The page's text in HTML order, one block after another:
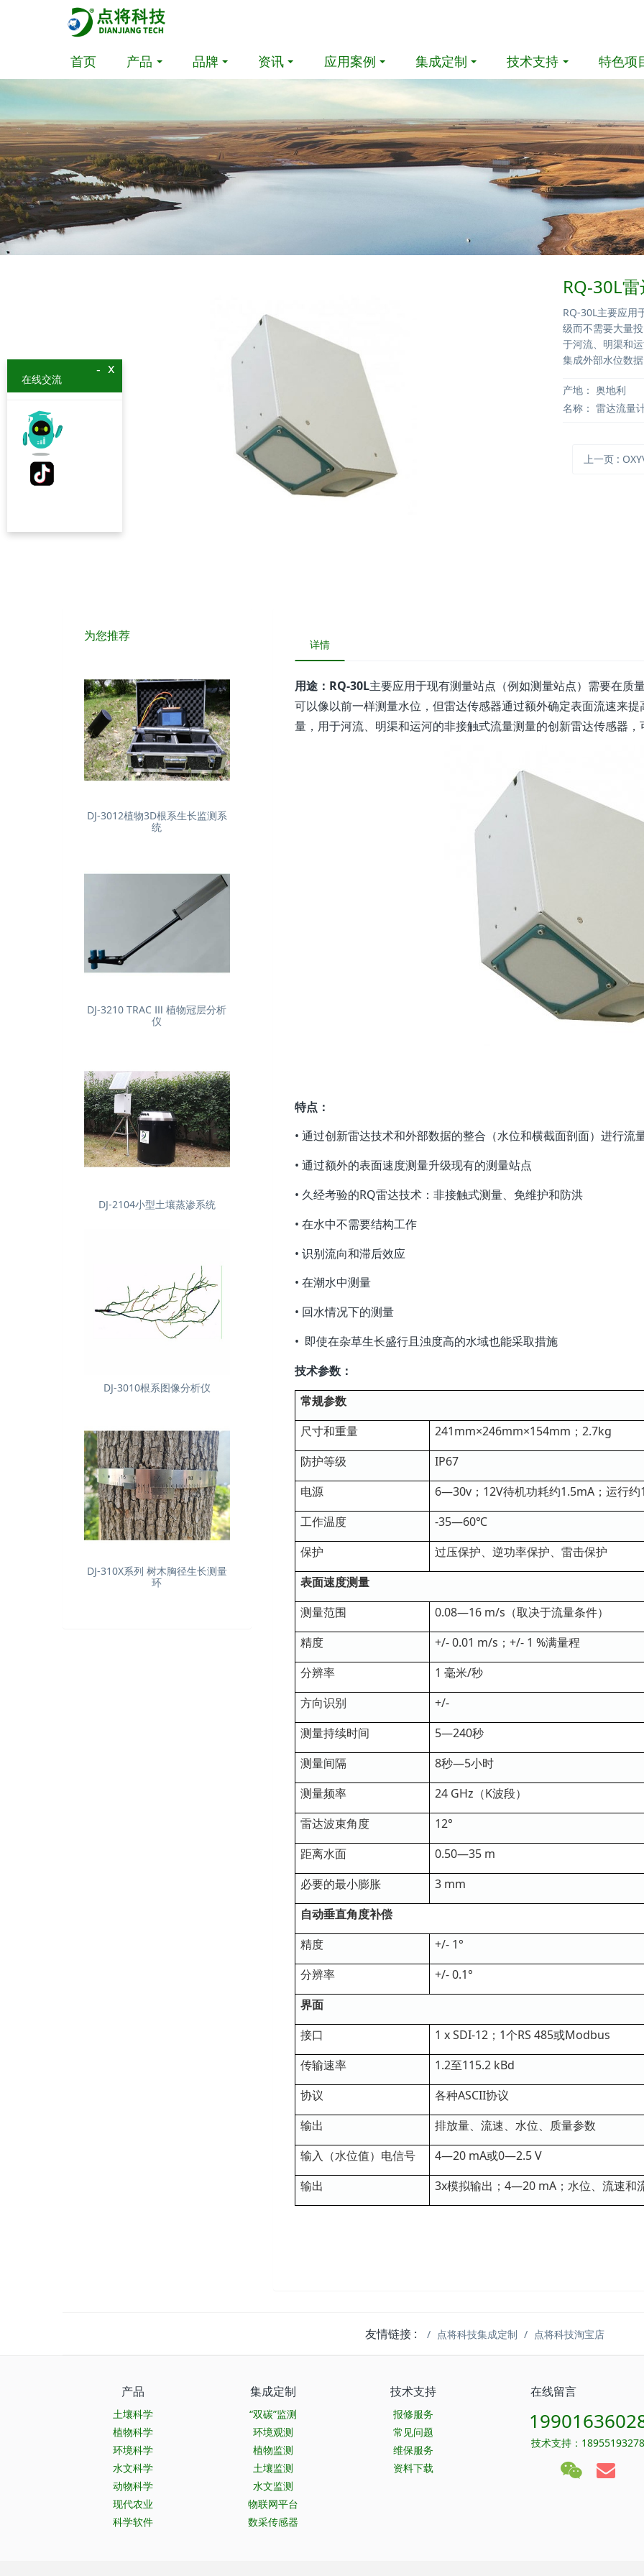
首页 产品 品牌 资讯 应用案例 集成定制 技术支持 特色项
RQ-30L
RQ-30L主要应用
级而不需要大量
于河流、明渠和
集成外部水位数
产地： 奥地利
名称： 雷达流量
上一页 :
详情
用途：RQ-30L主要应用于现有测量站点（例如测量站点）需要在质
可以像以前一样测量水位，但雷达传感器通过额外确定表面流速来
量，用于河流、明渠和运河的非接触式流量测量的创新雷达传感器
特点：
• 通过创新雷达技术和外部数据的整合（水位和横截面剖面）进行流
• 通过额外的表面速度测量升级现有的测量站点
• 久经考验的RQ雷达技术：非接触式测量、免维护和防洪
• 在水中不需要结构工作
• 识别流向和滞后效应
• 在潮水中测量
• 回水情况下的测量
• 即使在杂草生长盛行且浊度高的水域也能采取措施
技术参数：
常规参数
尺寸和重量
241mm×246mm×154mm；2.7kg
防护等级
IP67
电源
6—30v；12V待机功耗约1.5mA；运行约
工作温度
-35—60℃
保护
过压保护、逆功率保护、雷击保护
表面速度测量
测量范围
0.08—16 m/s（取决于流量条件）
精度
+/- 0.01 m/s；+/- 1 %满量程
分辨率
1 毫米/秒
方向识别
+/-
测量持续时间
5—240秒
测量间隔
8秒—5小时
测量频率
24 GHz（K波段）
雷达波束角度
12°
距离水面
0.50—35 m
必要的最小膨胀
3 mm
自动垂直角度补偿
精度
+/- 1°
分辨率
+/- 0.1°
界面
接口
1 x SDI-12；1个RS 485或Modbus
传输速率
1.2至115.2 kBd
协议
各种ASCII协议
输出
排放量、流速、水位、质量参数
输入（水位值）电信号
4—20 mA或0—2.5 V
输出
3x模拟输出；4—20 mA；水位、流速和
为您推荐
DJ-3012植物3D根系生长监测系
统
DJ-3210 TRAC Ⅲ 植物冠层分析
仪
DJ-2104小型土壤蒸渗系统
DJ-3010根系图像分析仪
DJ-310X系列 树木胸径生长测量
环
友情链接 : 点将科技集成定制 点将科技淘宝店
产品
土壤科学
植物科学
环境科学
水文科学
动物科学
现代农业
科学软件
集成定制
“双碳”监测
环境观测
植物监测
土壤监测
水文监测
物联网平台
数采传感器
技术支持
报修服务
常见问题
维保服务
资料下载
在线留言
技术支持：
x
-
在线交流